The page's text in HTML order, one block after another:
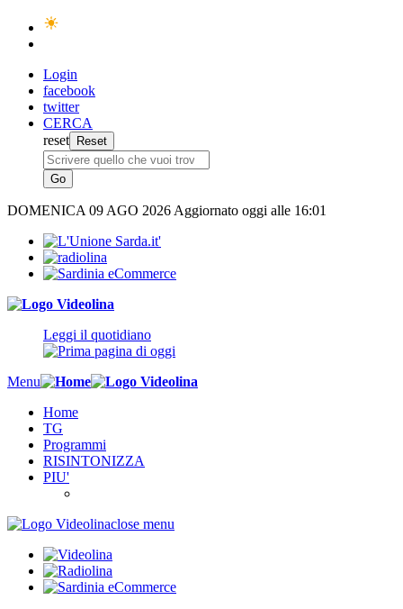
Login
facebook
twitter
CERCA
reset
DOMENICA 09 AGO 2026 Aggiornato oggi alle 16:01
Leggi il quotidiano
Menu
Home
TG
Programmi
RISINTONIZZA
PIU'
close menu